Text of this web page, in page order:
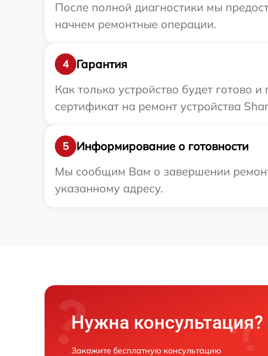
После полной диагностики мы
начнем ремонтные операции.
4
Гарантия
Как только устройство будет
сертификат на ремонт устройства
5
Информирование о готовности
Мы сообщим Вам о завершении
указанному адресу.
Нужна консультация?
Закажите бесплатную консультацию